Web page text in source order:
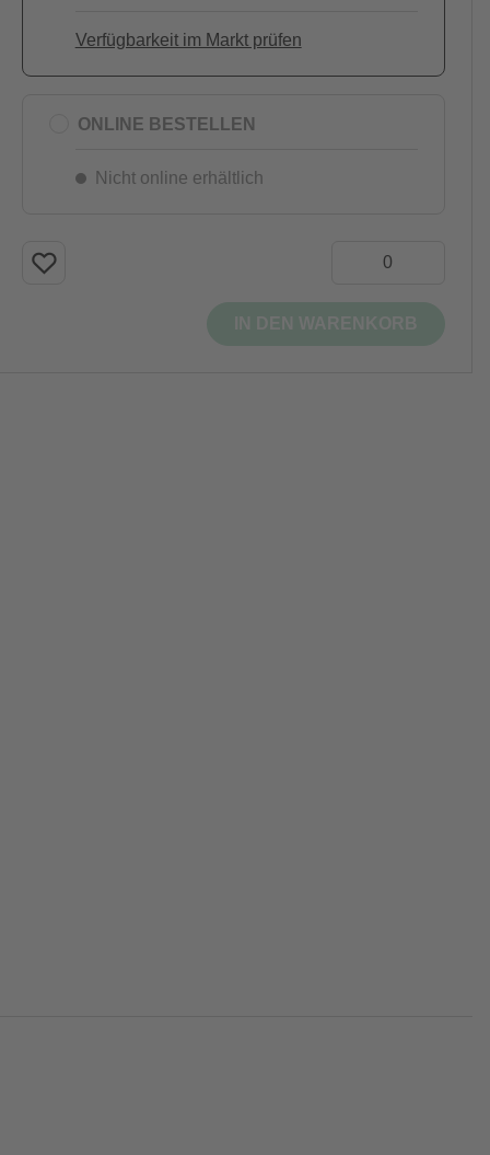
Verfügbarkeit im Markt prüfen
ONLINE BESTELLEN
Nicht online erhältlich